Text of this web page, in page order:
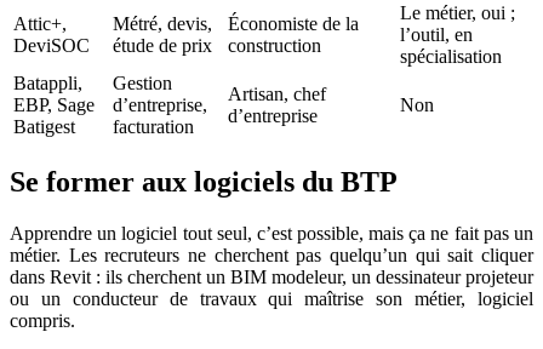
Attic+,
DeviSOC
Métré, devis,
étude de prix
Économiste de la
construction
Le métier, oui ;
l’outil, en
spécialisation
Batappli,
EBP, Sage
Batigest
Gestion
d’entreprise,
facturation
Artisan, chef
d’entreprise
Non
Se former aux logiciels du BTP
Apprendre un logiciel tout seul, c’est possible, mais ça ne fait pas un
métier. Les recruteurs ne cherchent pas quelqu’un qui sait cliquer
dans Revit : ils cherchent un BIM modeleur, un dessinateur projeteur
ou un conducteur de travaux qui maîtrise son métier, logiciel
compris.